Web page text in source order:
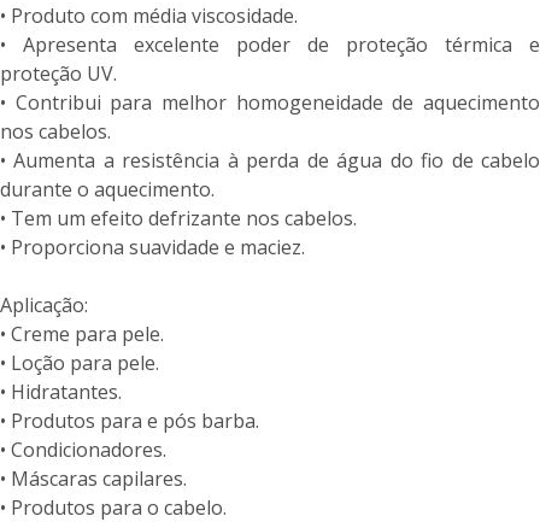
• Produto com média viscosidade.
• Apresenta excelente poder de proteção térmica e
proteção UV.
• Contribui para melhor homogeneidade de aquecimento
nos cabelos.
• Aumenta a resistência à perda de água do fio de cabelo
durante o aquecimento.
• Tem um efeito defrizante nos cabelos.
• Proporciona suavidade e maciez.
Aplicação:
• Creme para pele.
• Loção para pele.
• Hidratantes.
• Produtos para e pós barba.
• Condicionadores.
• Máscaras capilares.
• Produtos para o cabelo.